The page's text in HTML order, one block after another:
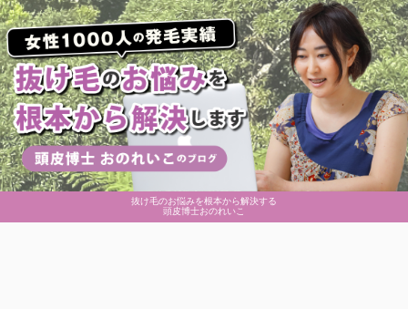
抜け毛のお悩みを根本から解決する
頭皮博士おのれいこ